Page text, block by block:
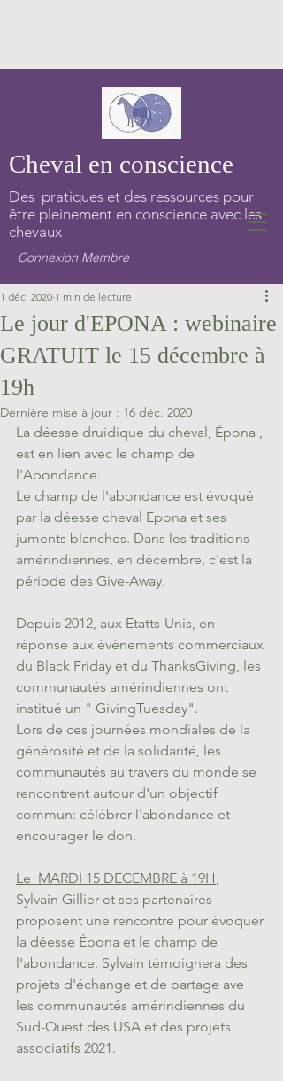
Cheval en conscience
Des pratiques et des ressources pour
être pleinement en conscience avec les
chevaux
Connexion Membre
Le jour d'EPONA : webinaire
GRATUIT le 15 décembre à
19h
1 déc. 2020 1 min de lecture
Dernière mise à jour : 16 déc. 2020
La déesse druidique du cheval, Épona ,
est en lien avec le champ de
l'Abondance.
Le champ de l'abondance est évoqué
par la déesse cheval Epona et ses
juments blanches. Dans les traditions
amérindiennes, en décembre, c'est la
période des Give-Away.
Depuis 2012, aux Etatts-Unis, en
réponse aux évènements commerciaux
du Black Friday et du ThanksGiving, les
communautés amérindiennes ont
institué un " GivingTuesday".
Lors de ces journées mondiales de la
générosité et de la solidarité, les
communautés au travers du monde se
rencontrent autour d'un objectif
commun: célébrer l'abondance et
encourager le don.
Le  MARDI 15 DECEMBRE à 19H,
Sylvain Gillier et ses partenaires
proposent une rencontre pour évoquer
la déesse Épona et le champ de
l'abondance. Sylvain témoignera des
projets d'échange et de partage ave
les communautés amérindiennes du
Sud-Ouest des USA et des projets
associatifs 2021.